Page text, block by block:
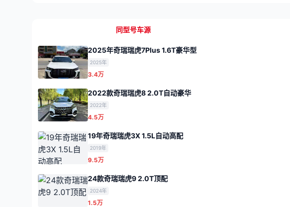
同型号车源
2025年奇瑞瑞虎7Plus 1.6T豪华型
2025年
3.4万
2022款奇瑞瑞虎8 2.0T自动豪华
2022年
4.5万
19年奇瑞瑞虎3X 1.5L自动高配
2019年
9.5万
24款奇瑞瑞虎9 2.0T顶配
2024年
1.5万